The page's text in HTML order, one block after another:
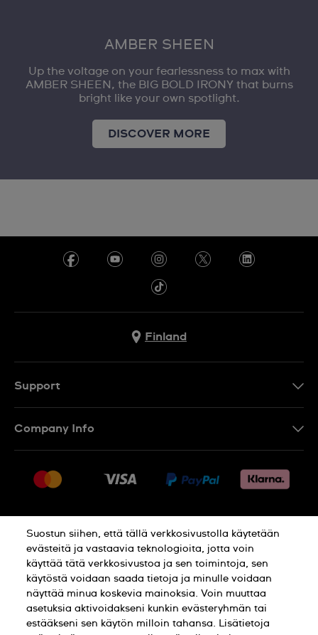
AMBER SHEEN
Up the voltage on your fearlessness to max with
AMBER SHEEN, the BIG BOLD IRONY that burns
bright like your own spotlight.
DISCOVER MORE
Finland
Support
Palautukset
Myyntiehdot
Withdraw from contract
Company Info
Jobs
Privacy Policy Cookie Notice
Terms of use
Suostun siihen, että tällä verkkosivustolla käytetään
evästeitä ja vastaavia teknologioita, jotta voin
käyttää tätä verkkosivustoa ja sen toimintoja, sen
käytöstä voidaan saada tietoja ja minulle voidaan
näyttää minua koskevia mainoksia. Voin muuttaa
asetuksia aktivoidakseni kunkin evästeryhmän tai
estääkseni sen käytön milloin tahansa. Lisätietoja